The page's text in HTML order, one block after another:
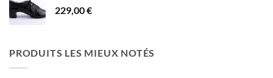
229,00€
PRODUITS LES MIEUX NOTÉS